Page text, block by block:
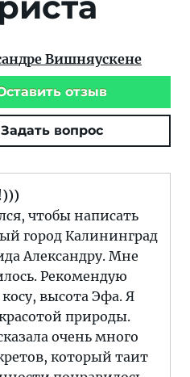
Вишняускене
отзыв
Задать вопрос
чтобы написать
город Калининград
Александру. Мне
Рекомендую
высота Эфа. Я
природы.
очень много
который таит